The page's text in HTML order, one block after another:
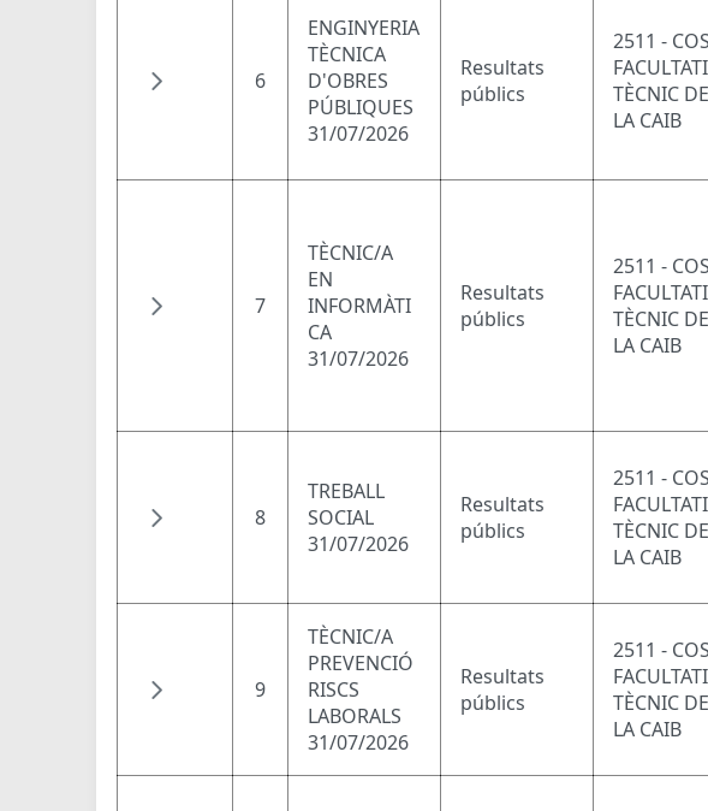
6
ENGINYERIA
TÈCNICA
D'OBRES
PÚBLIQUES
31/07/2026
Resultats
públics
2511 - COS
TÈCNIC DE
LA CAIB
7
TÈCNIC/A
EN
INFORMÀTI
CA
31/07/2026
Resultats
públics
2511 - COS
TÈCNIC DE
LA CAIB
8
TREBALL
SOCIAL
31/07/2026
Resultats
públics
2511 - COS
TÈCNIC DE
LA CAIB
9
TÈCNIC/A
PREVENCIÓ
RISCS
LABORALS
31/07/2026
Resultats
públics
2511 - COS
TÈCNIC DE
LA CAIB